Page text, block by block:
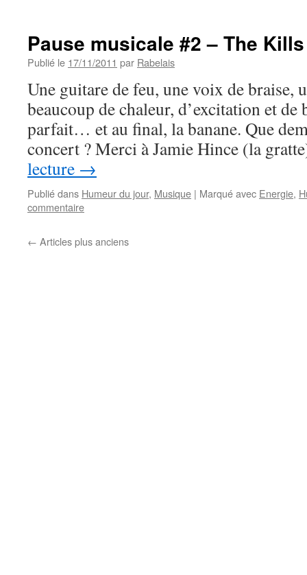
Pause musicale #2 – The Kills
Publié le 17/11/2011 par Rabelais
Une guitare de feu, une voix de braise,
beaucoup de chaleur, d’excitation et de
parfait… et au final, la banane. Que
concert ? Merci à Jamie Hince (la
lecture →
Publié dans Humeur du jour, Musique | Marqué avec Energie,
commentaire
← Articles plus anciens